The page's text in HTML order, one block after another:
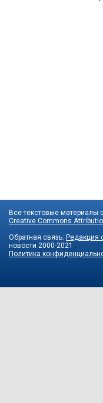
Все текстовые материалы
Creative Commons
Обратная связь: Редакция
новости 2000-2021
Политика